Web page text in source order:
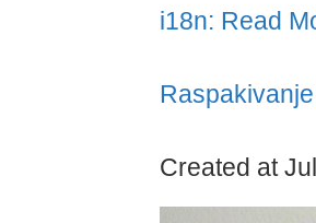
i18n: Read
Created at